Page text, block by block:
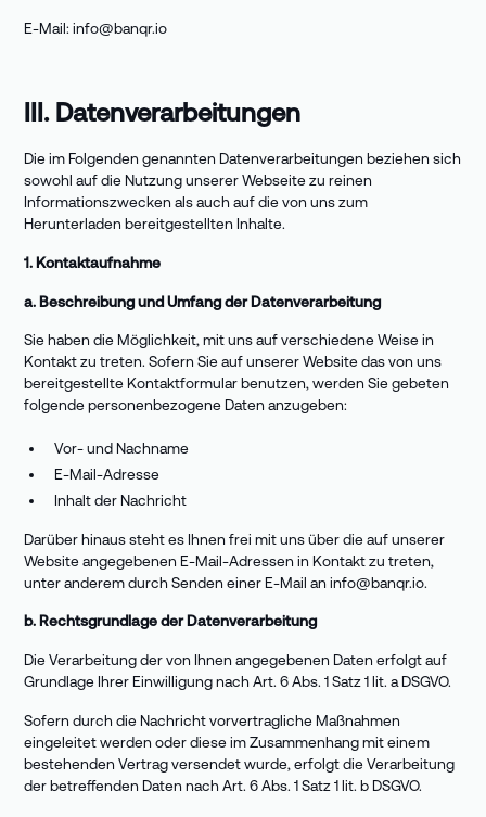
E-Mail:info@banqr.io
III. Datenverarbeitungen
Die im Folgenden genannten Datenverarbeitungen beziehen sich
sowohl auf die Nutzung unserer Webseite zu reinen
Informationszwecken als auch auf die von uns zum
Herunterladen bereitgestellten Inhalte.
1. Kontaktaufnahme
a. Beschreibung und Umfang der Datenverarbeitung
Sie haben die Möglichkeit, mit uns auf verschiedene Weise in
Kontakt zu treten. Sofern Sie auf unserer Website das von uns
bereitgestellte Kontaktformular benutzen, werden Sie gebeten
folgende personenbezogene Daten anzugeben:
Vor- und Nachname
E-Mail-Adresse
Inhalt der Nachricht
Darüber hinaus steht es Ihnen frei mit uns über die auf unserer
Website angegebenen E-Mail-Adressen in Kontakt zu treten,
unter anderem durch Senden einer E-Mail an info@banqr.io.
b. Rechtsgrundlage der Datenverarbeitung
Die Verarbeitung der von Ihnen angegebenen Daten erfolgt auf
Grundlage Ihrer Einwilligung nach Art. 6 Abs. 1 Satz 1 lit. a DSGVO.
Sofern durch die Nachricht vorvertragliche Maßnahmen
eingeleitet werden oder diese im Zusammenhang mit einem
bestehenden Vertrag versendet wurde, erfolgt die Verarbeitung
der betreffenden Daten nach Art. 6 Abs. 1 Satz 1 lit. b DSGVO.